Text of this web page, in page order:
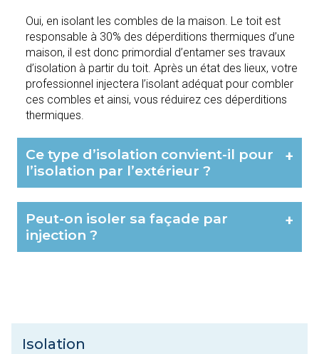
Oui, en isolant les combles de la maison. Le toit est
responsable à 30% des déperditions thermiques d’une
maison, il est donc primordial d’entamer ses travaux
d’isolation à partir du toit. Après un état des lieux, votre
professionnel injectera l’isolant adéquat pour combler
ces combles et ainsi, vous réduirez ces déperditions
thermiques.
Ce type d’isolation convient-il pour
l’isolation par l’extérieur ?
+
Peut-on isoler sa façade par
injection ?
+
Isolation